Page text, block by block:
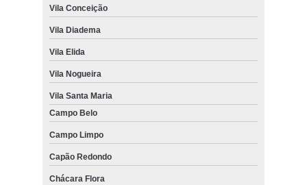
Vila Conceição
Vila Diadema
Vila Elida
Vila Nogueira
Vila Santa Maria
Campo Belo
Campo Limpo
Capão Redondo
Chácara Flora